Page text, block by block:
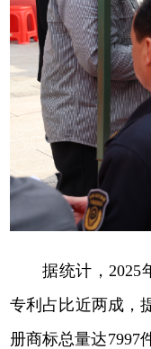
据统计，2025
专利占比近两成，
册商标总量达7997